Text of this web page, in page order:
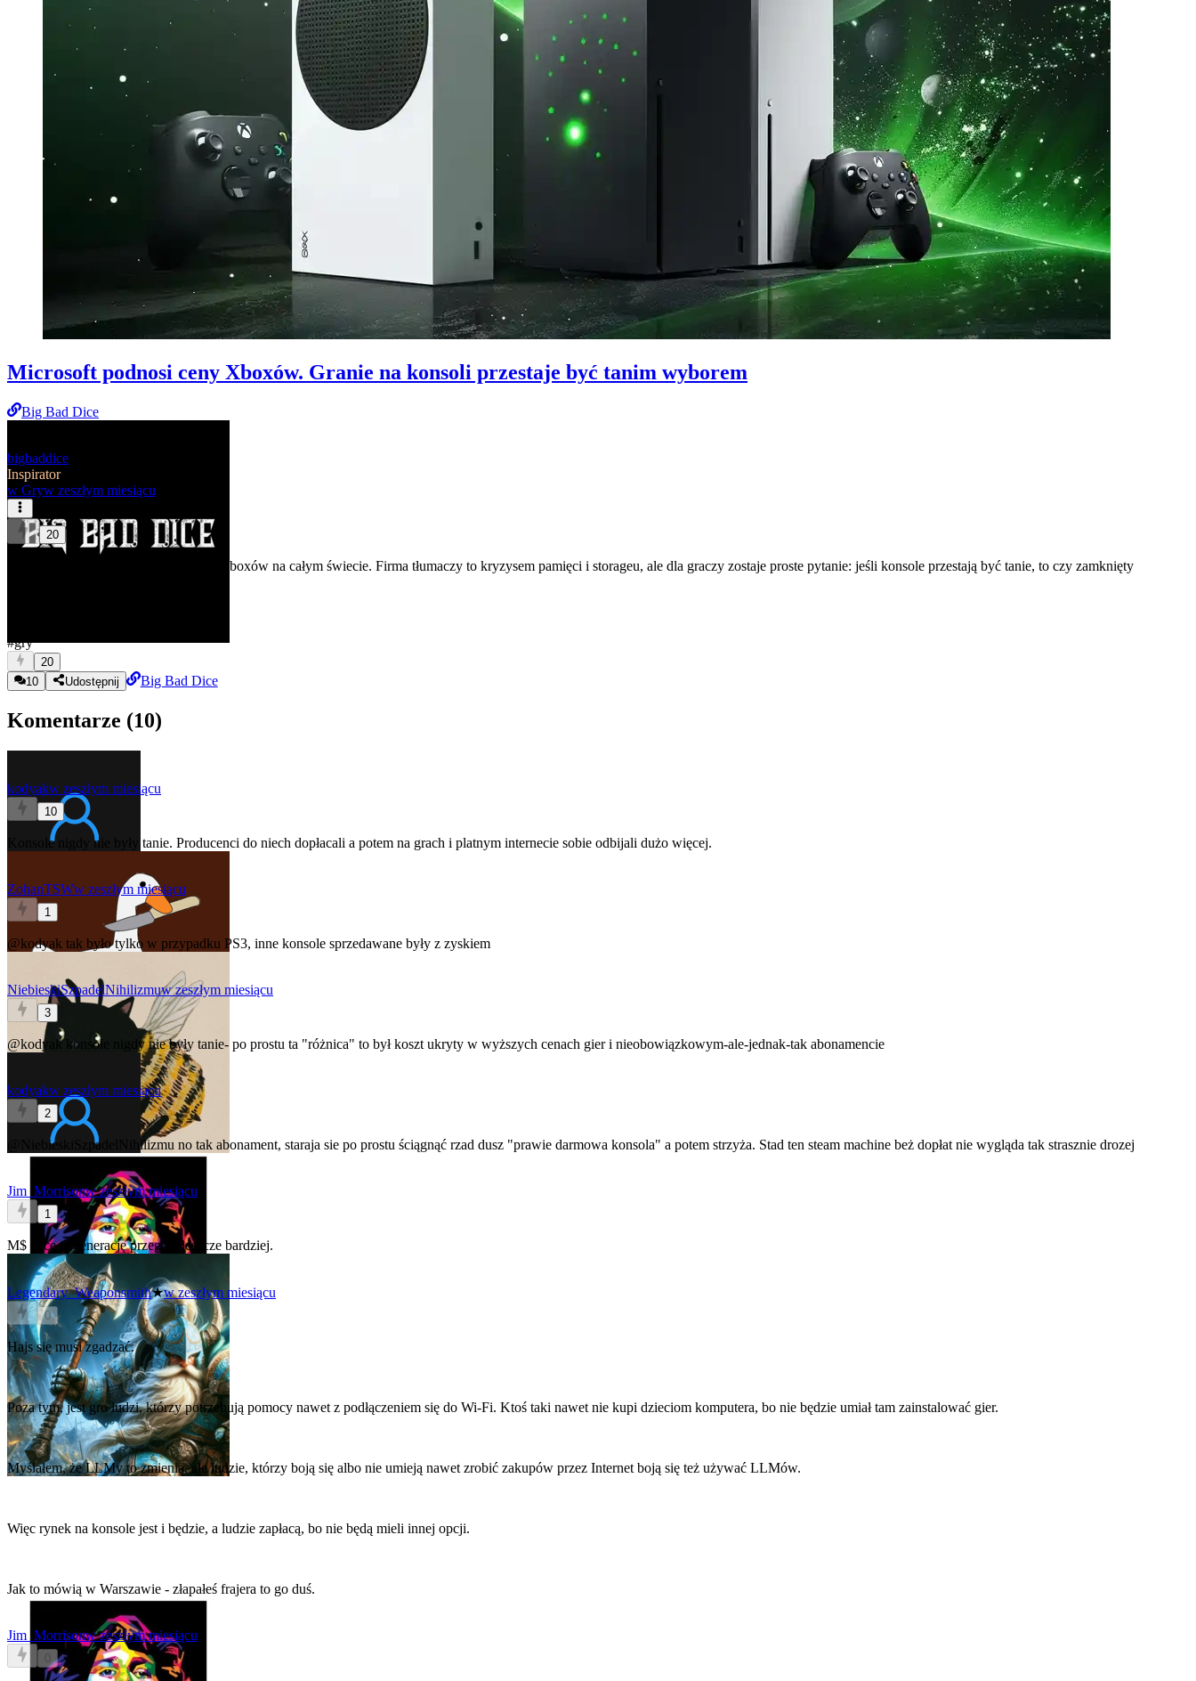
Microsoft podnosi ceny Xboxów. Granie na konsoli przestaje być tanim wyborem
Big Bad Dice
bigbaddice
Inspirator
w Gryw zeszłym miesiącu
20
Microsoft od 1 sierpnia podnosi ceny Xboxów na całym świecie. Firma tłumaczy to kryzysem pamięci i storageu, ale dla graczy zostaje proste pytanie: jeśli konsole przestają być tanie, to czy zamknięty
#gry
20
10
Udostępnij Big Bad Dice
Komentarze (10)
kodyakw zeszłym miesiącu
10
Konsole nigdy nie były tanie. Producenci do niech dopłacali a potem na grach i platnym internecie sobie odbijali dużo więcej.
ZohanTSWw zeszłym miesiącu
1
@kodyak tak było tylko w przypadku PS3, inne konsole sprzedawane były z zyskiem
NiebieskiSzpadelNihilizmuw zeszłym miesiącu
3
@kodyakkonsole nigdy nie były tanie- po prostu ta "różnica" to był koszt ukryty w wyższych cenach gier i nieobowiązkowym-ale-jednak-tak abonamencie
kodyakw zeszłym miesiącu
2
@NiebieskiSzpadelNihilizmu no tak abonament, staraja sie po prostu ściągnąć rzad dusz "prawie darmowa konsola" a potem strzyża. Stad ten steam machine beż dopłat nie wygląda tak strasznie drozej
Jim_Morrisonw zeszłym miesiącu
1
M$ chce tę generację przegrać jeszcze bardziej.
Legendary_Weaponsmith★w zeszłym miesiącu
0
Hajs się musi zgadzać.
Poza tym, jest gro ludzi, którzy potrzebują pomocy nawet z podłączeniem się do Wi-Fi. Ktoś taki nawet nie kupi dzieciom komputera, bo nie będzie umiał tam zainstalować gier.
Myślałem, że LLMy to zmienią, ale ludzie, którzy boją się albo nie umieją nawet zrobić zakupów przez Internet boją się też używać LLMów.
Więc rynek na konsole jest i będzie, a ludzie zapłacą, bo nie będą mieli innej opcji.
Jak to mówią w Warszawie - złapałeś frajera to go duś.
Jim_Morrisonw zeszłym miesiącu
0